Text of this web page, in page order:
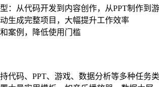
：从代码开发到内容创作，从PPT制作到
生成完整项目，大幅提升工作效率
案例，降低使用门槛
代码、PPT、游戏、数据分析等多种任务